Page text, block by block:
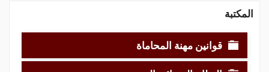
المكتبة
قوانين مهنة المحاماة